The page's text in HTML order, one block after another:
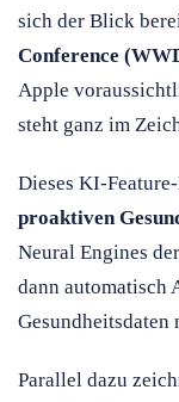
sich der Blick
Conference
Apple
steht ganz im
Dieses KI-
proaktiven
Neural Engines
dann automatisch
Parallel dazu